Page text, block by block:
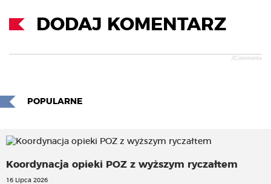
DODAJ KOMENTARZ
JComments
POPULARNE
Koordynacja opieki POZ z wyższym ryczałtem
16 Lipca 2026